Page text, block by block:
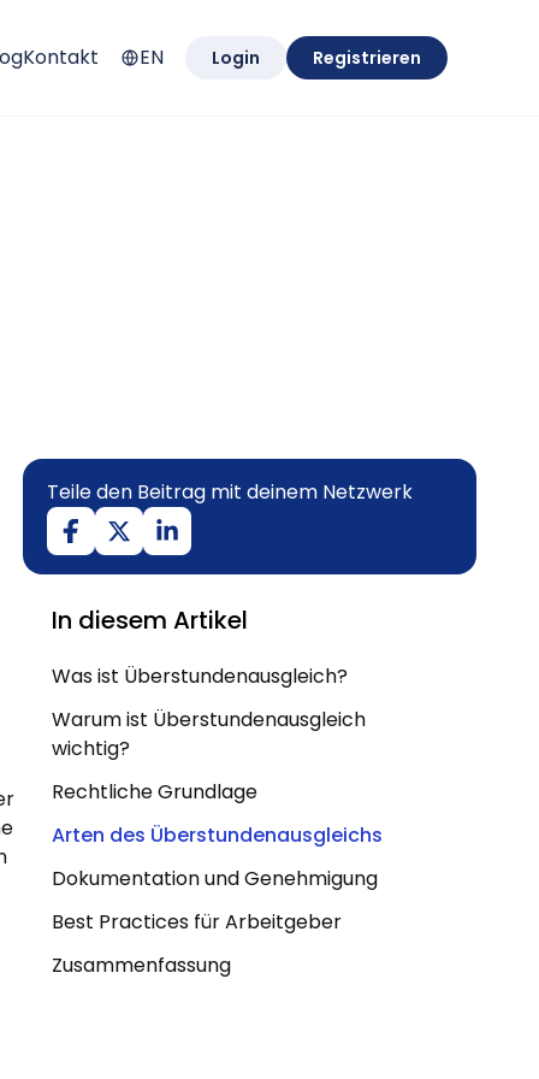
Kontakt EN Login Registrieren
Teile den Beitrag mit deinem Netzwerk
In diesem Artikel
Was ist Überstundenausgleich?
Warum ist Überstundenausgleich
wichtig?
Rechtliche Grundlage
Arten des Überstundenausgleichs
Dokumentation und Genehmigung
Best Practices für Arbeitgeber
Zusammenfassung